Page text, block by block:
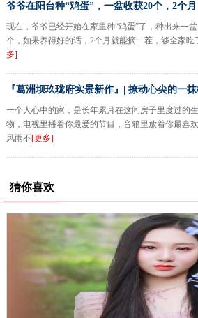
爷爷在阳台种“鸡蛋”，一盆收获20个，2个月
现在，爷爷已经开始在家里种“鸡蛋”了，种出来一
个，如果养得好的话，2个月就能摘一茬，够全家
多]
『葛洲坝玖珑府实景新作』| 撩动心尖的一
一个人心中的家，是长年累月在这间房子里度过的
物，电视里播着你最爱的节目，音箱里放着你最喜
风雨不[更多]
猜你喜欢